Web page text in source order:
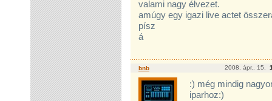
valami nagy élvezet.
amúgy egy igazi live actet
písz
á
bnb 2008. ápr.. 15.
:) még mindig
iparhoz:)